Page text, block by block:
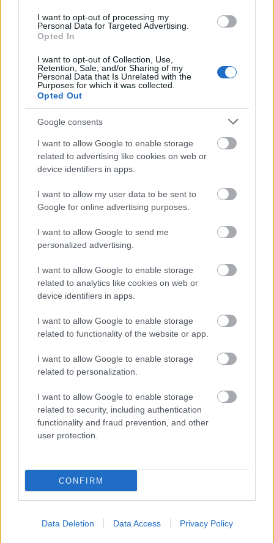
I want to opt-out of processing my
Personal Data for Targeted Advertising.
Opted In
I want to opt-out of Collection, Use,
Retention, Sale, and/or Sharing of my
Personal Data that Is Unrelated with the
Purposes for which it was collected.
Opted Out
Google consents
I want to allow Google to enable storage
related to advertising like cookies on web or
device identifiers in apps.
I want to allow my user data to be sent to
Google for online advertising purposes.
I want to allow Google to send me
personalized advertising.
I want to allow Google to enable storage
related to analytics like cookies on web or
device identifiers in apps.
I want to allow Google to enable storage
related to functionality of the website or app.
I want to allow Google to enable storage
related to personalization.
I want to allow Google to enable storage
related to security, including authentication
functionality and fraud prevention, and other
user protection.
CONFIRM
Data Deletion Data Access Privacy Policy
Az újkori amerikai történelem egyik
legnagyobb botrányát, a Watergate-ügyet
1972-ben a Washington Post két újságírója,
Bob Woodward és Carl Bernstein
robbantotta ki, és ténykedésük vezetett el
végül Nixon 1974-es lemondásához. A
nyomozásukat bemutató, két évvel később
valaha készült egyik legtényszerűbb film, de
egyben valóságos himnusz az újságírás
hőseihez. Majdnem 40 évet kellett várni, hogy
ehhez méltó remekmű készüljön, a Spotlight
egyúttal kötelező tananyag is mindenkinek a
nyilvánosság erejéről. Mert itt nem csupán
pár rohadt almáról volt szó: ezek az almák
hosszú évekig hevertek a kosárban,
termelők, szállítók és ellenőrök kivételes
együttműködése kellett ahhoz, hogy ezek ott
is maradhassanak. Néhány bátor újságíró
felismerjék és világgá kiáltsák, ez a film pedig
az ő hangos szavaik visszhangja.
Fekete Tamás